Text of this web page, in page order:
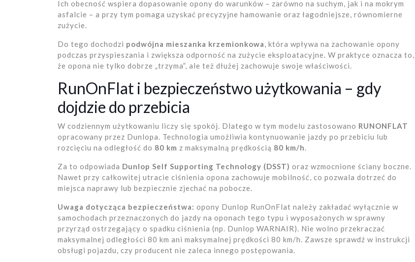
Ich obecność wspiera dopasowanie opony do warunków – zarówno na suchym, jak i na mokrym
asfalcie – a przy tym pomaga uzyskać precyzyjne hamowanie oraz łagodniejsze, równomierne
zużycie.
Do tego dochodzi podwójna mieszanka krzemionkowa, która wpływa na zachowanie opony
podczas przyspieszania i zwiększa odporność na zużycie eksploatacyjne. W praktyce oznacza to,
że opona nie tylko dobrze „trzyma”, ale też dłużej zachowuje swoje właściwości.
RunOnFlat i bezpieczeństwo użytkowania – gdy
dojdzie do przebicia
W codziennym użytkowaniu liczy się spokój. Dlatego w tym modelu zastosowano RUNONFLAT
opracowany przez Dunlopa. Technologia umożliwia kontynuowanie jazdy po przebiciu lub
rozcięciu na odległość do 80 km z maksymalną prędkością 80 km/h.
Za to odpowiada Dunlop Self Supporting Technology (DSST) oraz wzmocnione ściany boczne.
Nawet przy całkowitej utracie ciśnienia opona zachowuje mobilność, co pozwala dotrzeć do
miejsca naprawy lub bezpiecznie zjechać na pobocze.
Uwaga dotycząca bezpieczeństwa: opony Dunlop RunOnFlat należy zakładać wyłącznie w
samochodach przeznaczonych do jazdy na oponach tego typu i wyposażonych w sprawny
przyrząd ostrzegający o spadku ciśnienia (np. Dunlop WARNAIR). Nie wolno przekraczać
maksymalnej odległości 80 km ani maksymalnej prędkości 80 km/h. Zawsze sprawdź w instrukcji
obsługi pojazdu, czy producent nie zaleca innego postępowania.